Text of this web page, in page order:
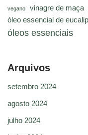
vegano vinagre de maça
óleo essencial de
óleos essenciais
Arquivos
setembro 2024
agosto 2024
julho 2024